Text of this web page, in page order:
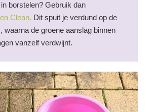
borstelen? Gebruik dan
Clean. Dit spuit je verdund op de
waarna de groene aanslag binnen
vanzelf verdwijnt.